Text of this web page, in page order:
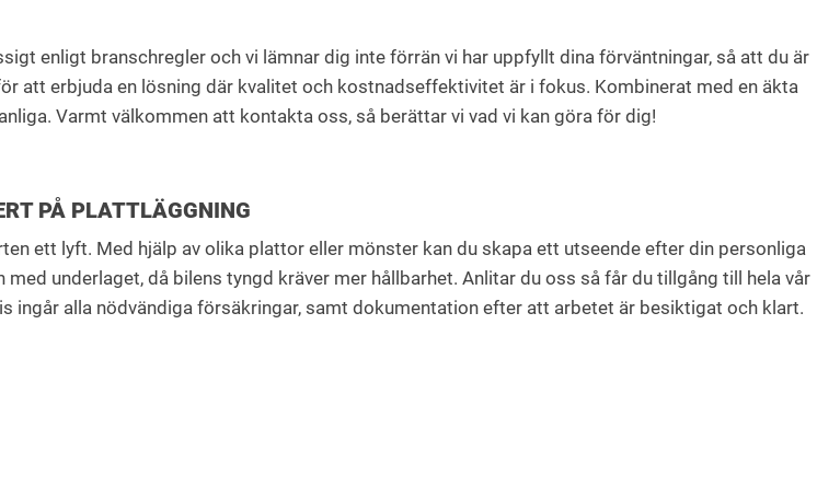
enligt branschregler och vi lämnar dig inte förrän vi har uppfyllt dina förväntningar, så att du är
att erbjuda en lösning där kvalitet och kostnadseffektivitet är i fokus. Kombinerat med en äkta
Varmt välkommen att kontakta oss, så berättar vi vad vi kan göra för dig!
PÅ PLATTLÄGGNING
ett lyft. Med hjälp av olika plattor eller mönster kan du skapa ett utseende efter din personliga
underlaget, då bilens tyngd kräver mer hållbarhet. Anlitar du oss så får du tillgång till hela vår
ingår alla nödvändiga försäkringar, samt dokumentation efter att arbetet är besiktigat och klart.